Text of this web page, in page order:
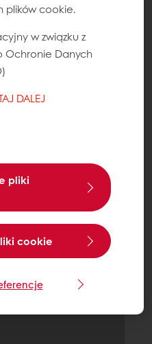
plików cookie.
w związku z
Ochronie Danych
DALEJ
pliki
cookie